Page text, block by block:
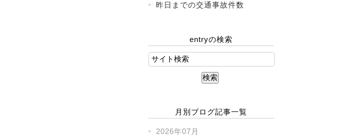
昨日までの交通事故件数
entryの検索
月別ブログ記事一覧
2026年07月